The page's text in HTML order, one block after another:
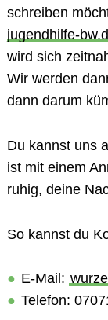
schreiben
jugendhilfe-
wird sich
Wir werden
dann darum
Du kannst uns
ist mit einem
ruhig, deine
So kannst du
E-Mail :
Telefon: